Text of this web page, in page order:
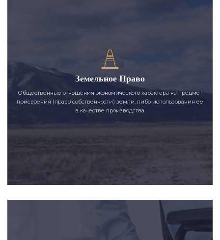
Земельное Право
Общественные отношения экономического характера на предмет
присвоения (право собственности) земли, либо использования её
в качестве производства.